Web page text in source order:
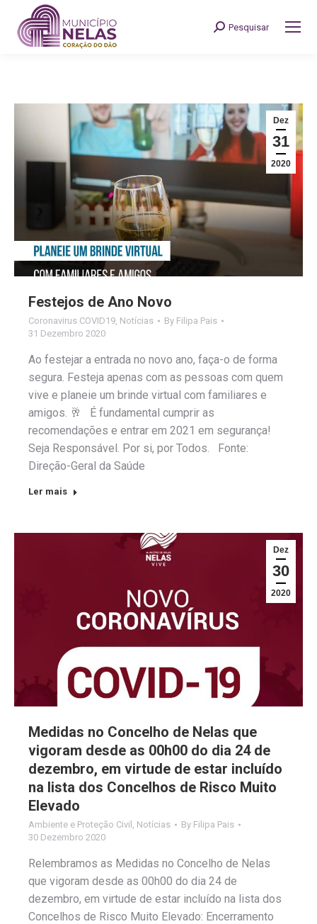
Search:
Pesquisar
Dez
31
2020
Festejos de Ano Novo
Coronavirus COVID19, Notícias By Filipa Pais
31 Dezembro 2020
Ao festejar a entrada no novo ano, faça-o de forma
segura. Festeja apenas com as pessoas com quem
vive e planeie um brinde virtual com familiares e
amigos. 🥂 É fundamental cumprir as
recomendações e entrar em 2021 em segurança!
Seja Responsável. Por si, por Todos. Fonte:
Direção-Geral da Saúde
Ler mais
Dez
30
2020
Medidas no Concelho de Nelas que
vigoram desde as 00h00 do dia 24 de
dezembro, em virtude de estar incluído
na lista dos Concelhos de Risco Muito
Elevado
Ambiente e Proteção Civil Notícias By Filipa Pais
30 Dezembro 2020
Relembramos as Medidas no Concelho de Nelas
que vigoram desde as 00h00 do dia 24 de
dezembro, em virtude de estar incluído na lista dos
Concelhos de Risco Muito Elevado: Encerramento